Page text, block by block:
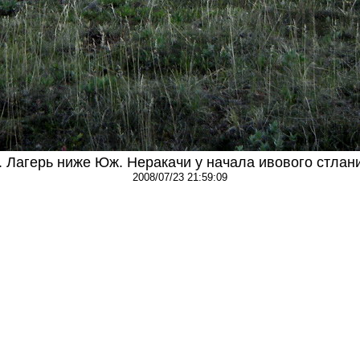
Лагерь ниже Юж. Неракачи у начала ивового
2008/07/23 21:59:09